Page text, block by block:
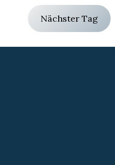
Nächster Tag